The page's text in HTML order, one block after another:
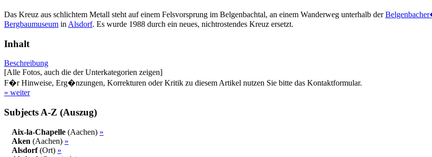
Das Kreuz aus schlichtem Metall steht auf einem Felsvorsprung im Belgenbachtal, an einem Wanderweg unterhalb der
Bergbaumuseum in Alsdorf. Es wurde 1988 durch ein neues, nichtrostendes Kreuz ersetzt.
Inhalt
Beschreibung
[Alle Fotos, auch die der Unterkategorien zeigen]
F�r Hinweise, Erg�nzungen, Korrekturen oder Kritik zu diesem Artikel nutzen Sie bitte das Kontaktformular.
» weiter
Subjects A-Z (Auszug)
Aix-la-Chapelle (Aachen) »
Aken (Aachen) »
Alsdorf(Ort) »